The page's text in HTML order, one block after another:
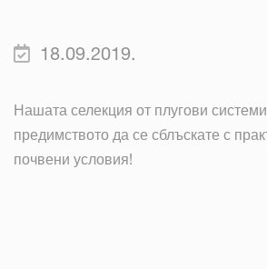
18.09.2019.
Нашата селекция от плугови
предимството да се сблъскате с
почвени условия!